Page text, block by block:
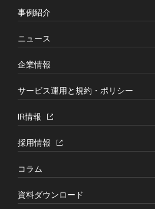
事例紹介
ニュース
企業情報
サービス運用と規約・ポリシー
IR情報
採用情報
コラム
資料ダウンロード